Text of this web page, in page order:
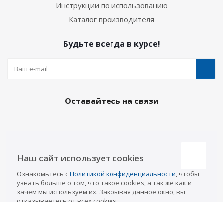
Инструкции по использованию
Каталог производителя
Будьте всегда в курсе!
Оставайтесь на связи
Казань
8 (843) 207-03-08
Уфа
8 (347) 258-84-87
info@a-pricep.ru
Наш сайт использует cookies
Ознакомьтесь сПолитикой конфиденциальности, чтобы
узнать больше о том, что такое cookies, а так же как и
зачем мы используем их. Закрывая данное окно, вы